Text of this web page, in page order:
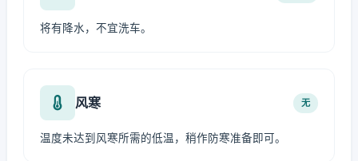
将有降水，不宜洗车。
风寒 无
温度未达到风寒所需的低温，稍作防寒准备即可。